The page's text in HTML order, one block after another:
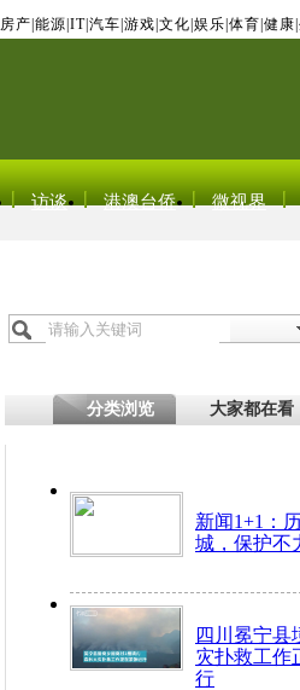
房产 能源 IT| 汽车 游戏 文化 娱乐 体育 健康
访谈 港澳台侨 微视界
分类浏览 大家都在看
新闻1+1：
城，保护不
四川冕宁县
灾扑救工作
行